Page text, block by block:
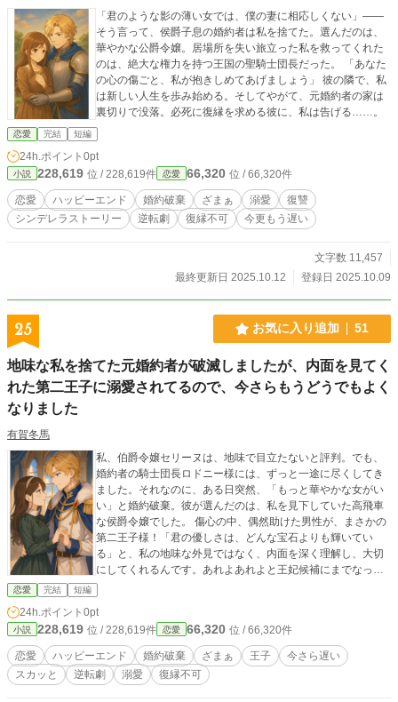
「君のような影の薄い女では、僕の妻に相応しくない」――
そう言って、侯爵子息の婚約者は私を捨てた。選んだのは、
華やかな公爵令嬢。居場所を失い旅立った私を救ってくれた
のは、絶大な権力を持つ王国の聖騎士団長だった。 「あなた
の心の傷ごと、私が抱きしめてあげましょう」 彼の隣で、私
は新しい人生を歩み始める。そしてやがて、元婚約者の家は
裏切りで没落。必死に復縁を求める彼に、私は告げる……。
恋愛 完結 短編
24h.ポイント 0pt
小説 228,619 位 / 228,619件 恋愛 66,320 位 / 66,320件
恋愛 ハッピーエンド 婚約破棄 ざまぁ 溺愛
復讐
シンデレラストーリー
逆転劇 復縁不可 今更もう遅い
文字数 11,457
最終更新日 2025.10.12
登録日 2025.10.09
25 お気に入り追加 51
地味な私を捨てた元婚約者が破滅しましたが、内面を見てく
れた第二王子に溺愛されてるので、今さらもうどうでもよく
なりました
有賀冬馬
私、伯爵令嬢セリーヌは、地味で目立たないと評判。でも、
婚約者の騎士団長ロドニー様には、ずっと一途に尽くしてき
ました。それなのに、ある日突然、「もっと華やかな女がい
い」と婚約破棄。彼が選んだのは、私を見下していた高飛車
な侯爵令嬢でした。 傷心の中、偶然助けた男性が、まさかの
第二王子様！「君の優しさは、どんな宝石よりも輝いてい
る」と、私の地味な外見ではなく、内面を深く理解し、大切
にしてくれるんです。あれよあれよと王妃候補にまでなって
しまって……！？ その頃、侯爵令嬢に振り回されてボロボロ
になった元婚約者が、私の元へ復縁を求めて現れます。で
も、もう私には、最高の王子様がいるから。
恋愛 完結 短編
24h.ポイント 0pt
小説 228,619 位 / 228,619件 恋愛 66,320 位 / 66,320件
恋愛 ハッピーエンド 婚約破棄 ざまぁ 王子
今さら遅い
スカッと
逆転劇 溺愛 復縁不可